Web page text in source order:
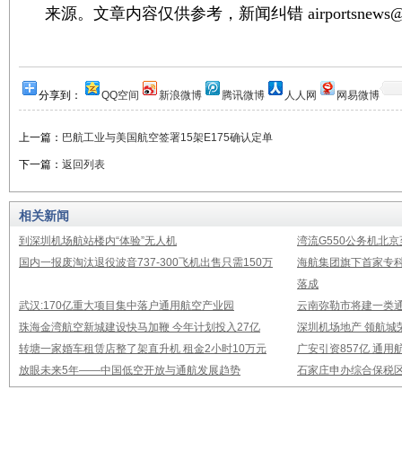
来源。文章内容仅供参考，新闻纠错
分享到： QQ空间 新浪微博 腾讯微博 人人网 网易微博
上一篇： 巴航工业与美国航空签署15架E175确认定单
下一篇： 返回列表
相关新闻
到深圳机场航站楼内“体验”无人机
湾流G550公务机北
国内一报废淘汰退役波音737-300飞机出售只需150万
海航集团旗下首家专
落成
武汉:170亿重大项目集中落户通用航空产业园
云南弥勒市将建一类
珠海金湾航空新城建设快马加鞭 今年计划投入27亿
深圳机场地产 领航城
转塘一家婚车租赁店整了架直升机 租金2小时10万元
广安引资857亿 通用
放眼未来5年——中国低空开放与通航发展趋势
石家庄申办综合保税